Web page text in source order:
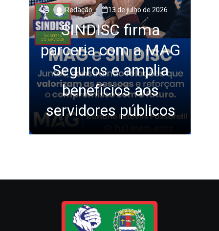
Redação SINDISC 13 de julho de 2026
SINDISC firma
parceria com a MAG
Seguros e amplia
benefícios aos
servidores públicos